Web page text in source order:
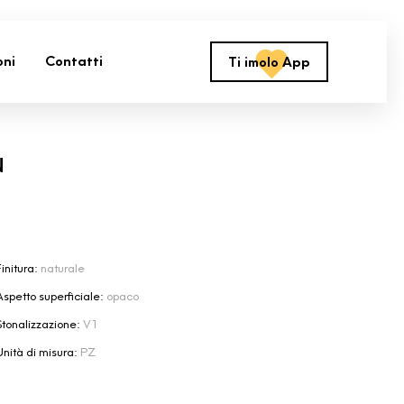
Contatti Ti imolo App
naturale
superficiale: opaco
V1
di misura: PZ